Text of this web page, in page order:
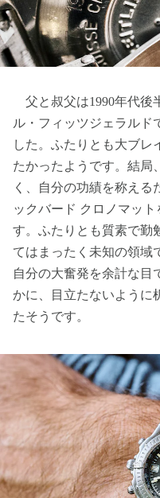
父と叔父は1990年代後
ル・フィッツジェラルド
した。ふたりとも大ブレ
たかったようです。結局
く、自分の功績を称え
ックバード クロノマッ
す。ふたりとも質素で勤
てはまったく未知の領域
自分の大奮発を余計な目
かに、目立たないように
たそうです。